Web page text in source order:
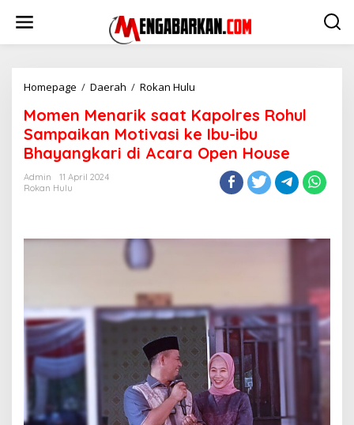
Homepage / Daerah / Rokan Hulu
saat
Kapolres
Rohul
Sampaikan
Motivasi
di
Momen Menarik saat Kapolres Rohul
Sampaikan Motivasi ke Ibu-ibu
Bhayangkari di Acara Open House
Admin
11 April 2024
Rokan Hulu